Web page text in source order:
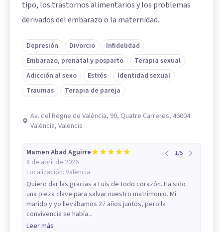
tipo, los trastornos alimentarios y los problemas
derivados del embarazo o la maternidad.
Depresión Divorcio
Infidelidad
Embarazo, prenatal y posparto
Terapia sexual
Adicción al sexo
Estrés
Identidad sexual
Traumas
Terapia de pareja
Av. del Regne de València, 90, Quatre Carreres, 46004
València, Valencia
Mamen Abad Aguirre
8 de abril de 2026
Localización: València
1/5
Quiero dar las gracias a Luis de todo corazón. Ha sido
una pieza clave para salvar nuestro matrimonio. Mi
marido y yo llevábamos 27 años juntos, pero la
convivencia se había...
Leer más